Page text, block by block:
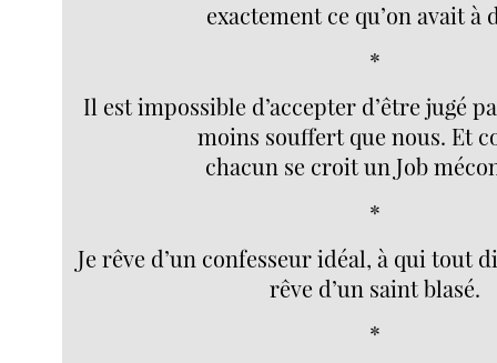
exactement ce qu’on avait à
*
Il est impossible d’accepter d’être jugé
moins souffert que nous. Et
chacun se croit un Job
*
Je rêve d’un confesseur idéal, à qui tout
rêve d’un saint blasé.
*